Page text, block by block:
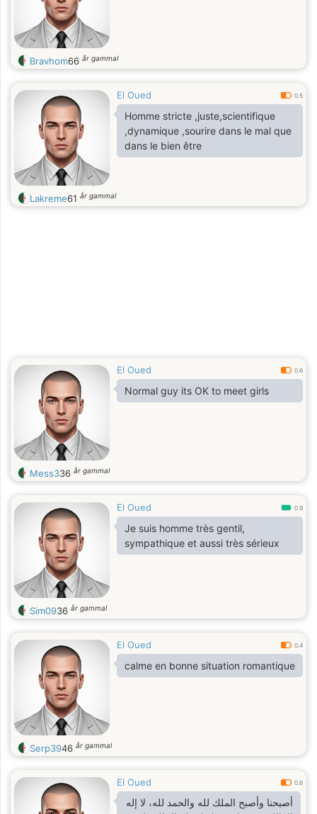
Bravhom66 år gammal
El Oued 0.5
Homme stricte ,juste,scientifique
,dynamique ,sourire dans le mal que
dans le bien être
Lakreme61 år gammal
El Oued 0.6
Normal guy its OK to meet girls
Mess336 år gammal
El Oued 0.9
Je suis homme très gentil,
sympathique et aussi très sérieux
Sim0936 år gammal
El Oued 0.4
calme en bonne situation romantique
Serp3946 år gammal
El Oued 0.6
أصبحنا وأصبح الملك لله والحمد لله، لا إله